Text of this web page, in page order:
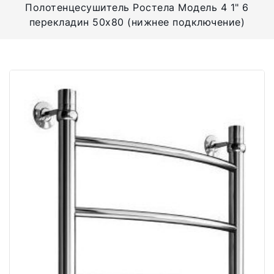
Полотенцесушитель Ростела Модель 4 1" 6
перекладин 50x80 (нижнее подключение)